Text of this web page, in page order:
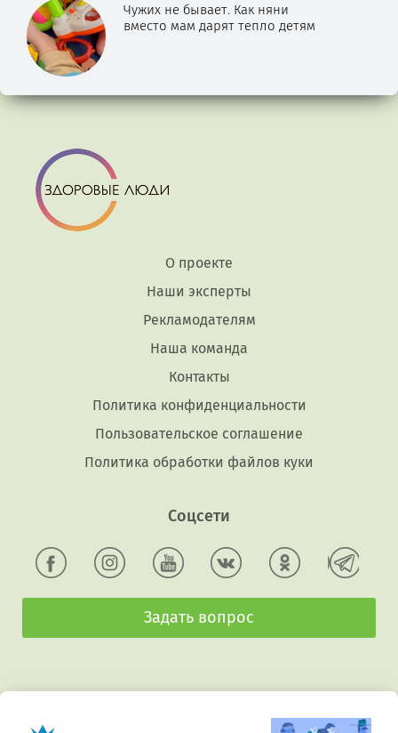
Чужих не бывает. Как няни
вместо мам дарят тепло детям
О проекте
Наши эксперты
Рекламодателям
Наша команда
Контакты
Политика конфиденциальности
Пользовательское соглашение
Политика обработки файлов куки
Соцсети
Задать вопрос